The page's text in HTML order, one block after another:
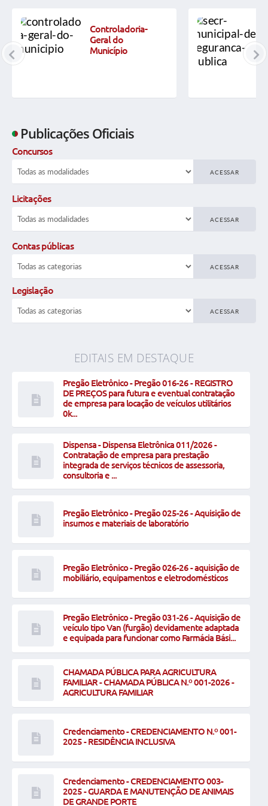
Portal Cidadão - Multas de Trânsito
Controladoria-
Geral do
Município
Publicações Oficiais
Concursos
ACESSAR
Licitações
ACESSAR
Contas públicas
ACESSAR
Legislação
ACESSAR
EDITAIS EM DESTAQUE
Pregão Eletrônico - Pregão 016-26 - REGISTRO
DE PREÇOS para futura e eventual contratação
de empresa para locação de veículos utilitários
0k...
Dispensa - Dispensa Eletrônica 011/2026 -
Contratação de empresa para prestação
integrada de serviços técnicos de assessoria,
consultoria e ...
Pregão Eletrônico - Pregão 025-26 - Aquisição de
insumos e materiais de laboratório
Pregão Eletrônico - Pregão 026-26 - aquisição de
mobiliário, equipamentos e eletrodomésticos
Pregão Eletrônico - Pregão 031-26 - Aquisição de
veículo tipo Van (furgão) devidamente adaptada
e equipada para funcionar como Farmácia Bási...
CHAMADA PÚBLICA PARA AGRICULTURA
FAMILIAR - CHAMADA PÚBLICA N.º 001-2026 -
AGRICULTURA FAMILIAR
Credenciamento - CREDENCIAMENTO N.º 001-
2025 - RESIDÊNCIA INCLUSIVA
Credenciamento - CREDENCIAMENTO 003-
2025 - GUARDA E MANUTENÇÃO DE ANIMAIS
DE GRANDE PORTE